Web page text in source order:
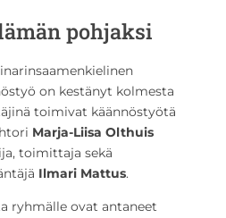
pohjaksi
on kestänyt kolmesta
toimivat käännöstyötä
Marja-Liisa Olthuis
toimittaja sekä
Ilmari Mattus.
ryhmälle ovat antaneet